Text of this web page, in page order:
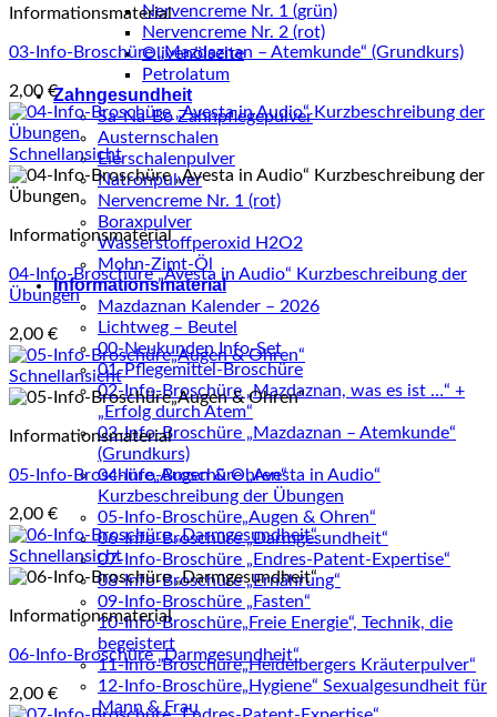
Nervencreme Nr. 1 (grün)
Nervencreme Nr. 2 (rot)
Olivenölseite
Petrolatum
Zahngesundheit
Sa-Na-Bo Zahnpflegepulver
Austernschalen
Eierschalenpulver
Natronpulver
Nervencreme Nr. 1 (rot)
Boraxpulver
Wasserstoffperoxid H2O2
Mohn-Zimt-Öl
Informationsmaterial
Mazdaznan Kalender – 2026
Lichtweg – Beutel
00-Neukunden Info-Set
01-Pflegemittel-Broschüre
02-Info-Broschüre „Mazdaznan, was es ist …“ +
„Erfolg durch Atem“
03-Info-Broschüre „Mazdaznan – Atemkunde“
(Grundkurs)
04-Info-Broschüre „Avesta in Audio“
Kurzbeschreibung der Übungen
05-Info-Broschüre„Augen & Ohren“
06-Info-Broschüre „Darmgesundheit“
07-Info-Broschüre „Endres-Patent-Expertise“
08-Info-Broschüre „Ernährung“
09-Info-Broschüre „Fasten“
10-Info-Broschüre„Freie Energie“, Technik, die
begeistert
11-Info-Broschüre„Heidelbergers Kräuterpulver“
12-Info-Broschüre„Hygiene“ Sexualgesundheit für
Mann & Frau
Informationsmaterial
03-Info-Broschüre „Mazdaznan – Atemkunde“ (Grundkurs)
2,00 €
Schnellansicht
Informationsmaterial
04-Info-Broschüre „Avesta in Audio“ Kurzbeschreibung der
Übungen
2,00 €
Schnellansicht
Informationsmaterial
05-Info-Broschüre„Augen & Ohren“
2,00 €
Schnellansicht
Informationsmaterial
06-Info-Broschüre „Darmgesundheit“
2,00 €